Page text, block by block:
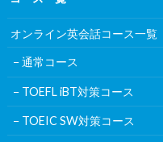
オンライン英会話コース一覧
通常コース
TOEFL iBT対策コース
TOEIC SW対策コース